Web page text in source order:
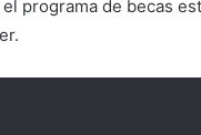
programa de becas